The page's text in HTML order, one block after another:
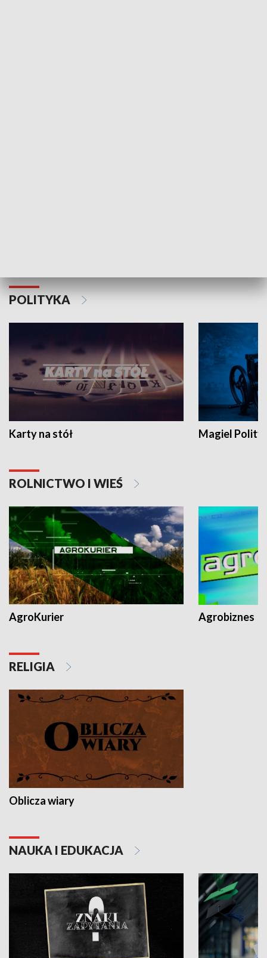
POLITYKA
Karty na stół Magiel
ROLNICTWO I WIEŚ
AgroKurier Agrobiznes
RELIGIA
Oblicza wiary
NAUKA I EDUKACJA